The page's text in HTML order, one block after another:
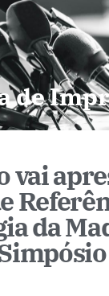
de
vai
da